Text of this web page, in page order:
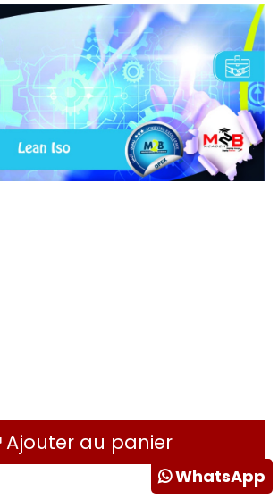
Ajouter au panier
WhatsApp